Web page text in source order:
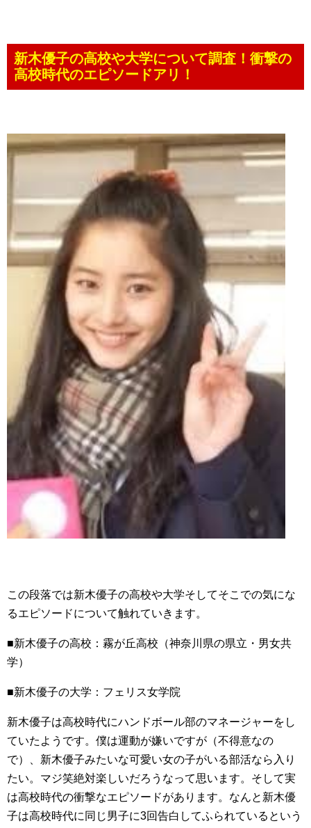
新木優子の高校や大学について調査！衝撃の
高校時代のエピソードアリ！
この段落では新木優子の高校や大学そしてそこでの気にな
るエピソードについて触れていきます。
■新木優子の高校：霧が丘高校（神奈川県の県立・男女共
学）
■新木優子の大学：フェリス女学院
新木優子は高校時代にハンドボール部のマネージャーをし
ていたようです。僕は運動が嫌いですが（不得意なの
で）、新木優子みたいな可愛い女の子がいる部活なら入り
たい。マジ笑絶対楽しいだろうなって思います。そして実
は高校時代の衝撃なエピソードがあります。なんと新木優
子は高校時代に同じ男子に3回告白してふられているという